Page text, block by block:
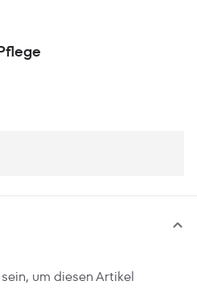
um diesen Artikel